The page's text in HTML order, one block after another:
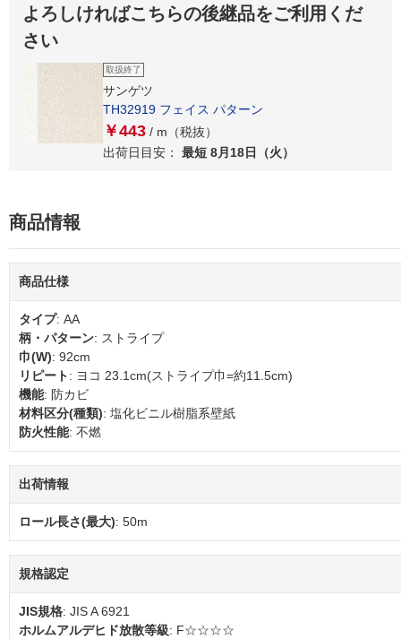
よろしければこちらの後継品をご利用くだ
さい
取扱終了
サンゲツ
TH32919 フェイス パターン
￥443 / m（税抜）
出荷日目安：
最短 8月18日（火）
商品情報
商品仕様
タイプ: AA
柄・パターン: ストライプ
巾(W): 92cm
リピート: ヨコ 23.1cm(ストライプ巾=約11.5cm)
機能: 防カビ
材料区分(種類): 塩化ビニル樹脂系壁紙
防火性能: 不燃
出荷情報
ロール長さ(最大): 50m
規格認定
JIS規格: JIS A 6921
ホルムアルデヒド放散等級: F☆☆☆☆